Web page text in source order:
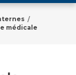
/
médicale